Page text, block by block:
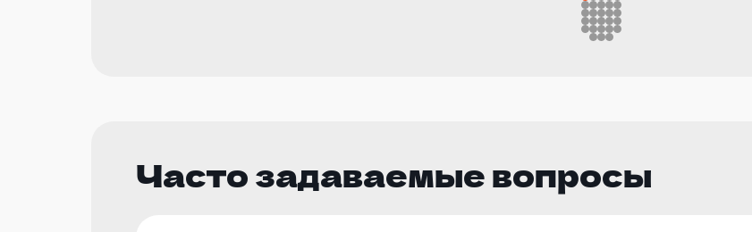
Часто задаваемые вопросы